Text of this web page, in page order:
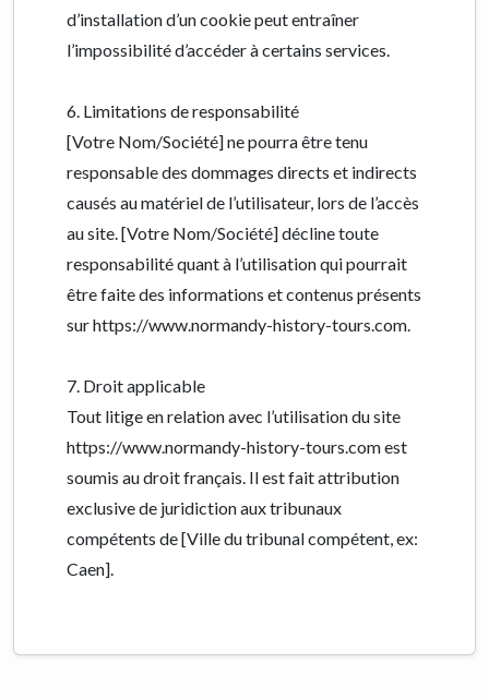
d’installation d’un cookie peut entraîner
l’impossibilité d’accéder à certains services.
6. Limitations de responsabilité
[Votre Nom/Société] ne pourra être tenu
responsable des dommages directs et indirects
causés au matériel de l’utilisateur, lors de l’accès
au site. [Votre Nom/Société] décline toute
responsabilité quant à l’utilisation qui pourrait
être faite des informations et contenus présents
sur https://www.normandy-history-tours.com.
7. Droit applicable
Tout litige en relation avec l’utilisation du site
https://www.normandy-history-tours.com est
soumis au droit français. Il est fait attribution
exclusive de juridiction aux tribunaux
compétents de [Ville du tribunal compétent, ex:
Caen].